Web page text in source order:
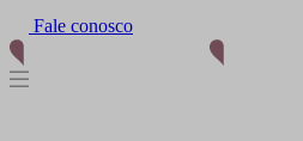
Fale conosco